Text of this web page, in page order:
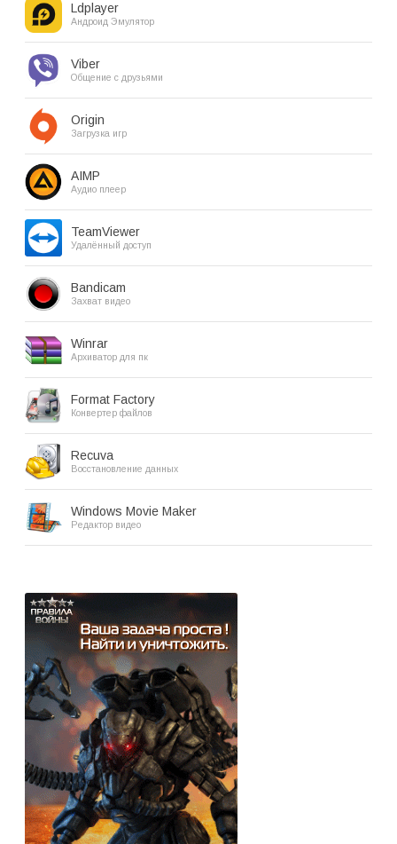
Ldplayer
Андроид Эмулятор
Viber
Общение с друзьями
Origin
Загрузка игр
AIMP
Аудио плеер
TeamViewer
Удалённый доступ
Bandicam
Захват видео
Winrar
Архиватор для пк
Format Factory
Конвертер файлов
Recuva
Восстановление данных
Windows Movie Maker
Редактор видео